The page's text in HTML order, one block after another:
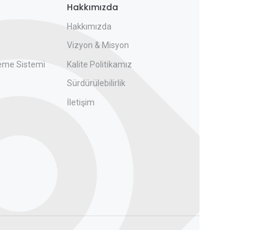
Sistemi
Hakkımızda
Hakkımızda
Vizyon & Misyon
Kalite Politikamız
Sürdürülebilirlik
İletişim